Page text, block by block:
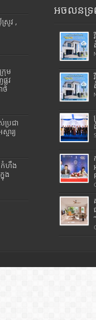
រូវ ,
រុម
លូវ
ច់
ប្រជា
ារ្យ
កំហឹង
ង
អចលនទ្រ